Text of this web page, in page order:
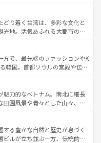
着のアメリカ
照してほしい。
人々を迎えてくれるハワイの
ードやハワイアンミュージッ
ど、すべてがハワイの魅力を彩
ハワイ情報
てほしい。
びえるウルル（エアーズロッ
原生林やケアンズの熱帯雨林な
また、カフェやワイン、オージ
しており、サーフィンやダイ
アウトドア好きにはたまらな
な魅力を存分に味わいつくそ
どり着く台湾は、多彩な文化と
光地。活気あふれる大都市の台
る台湾東部など、都市の喧騒
おり、訪れる人に新しい発見と
また、奥深い台湾の食文化も魅
など、バラエティ豊かな料理
新着の台湾情報は コンテンツ一覧を参
方で、最先端のファッションやK
韓国。首都ソウルの宮殿や伝統
折々の自然美を楽しむことが
焼肉、絶品のストリートフード
が待っている。夜には、韓国な
の多彩な魅力を心ゆくまで味
ほしい。 なお、新着の韓国情報はコンテンツ一
魅力的なベトナム。南北に細長
田園風景や青々とした山々、世
く。ハノイの古い町並みやホ
代の建物も、独特の雰囲気を
ラエティの豊かさとおいしさで
る豊かな自然と歴史が息づく
ビルが立ち並ぶ一方、伝統的な